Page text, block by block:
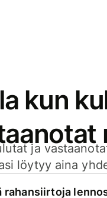
kun
ja
löytyy aina
rahansiirtoja